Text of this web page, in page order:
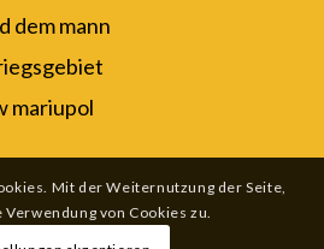
dem mann
mariupol
Mit der Weiternutzung der Seite,
von Cookies zu.